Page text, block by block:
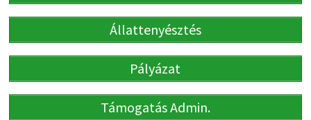
Állattenyésztés
Pályázat
Támogatás Admin.